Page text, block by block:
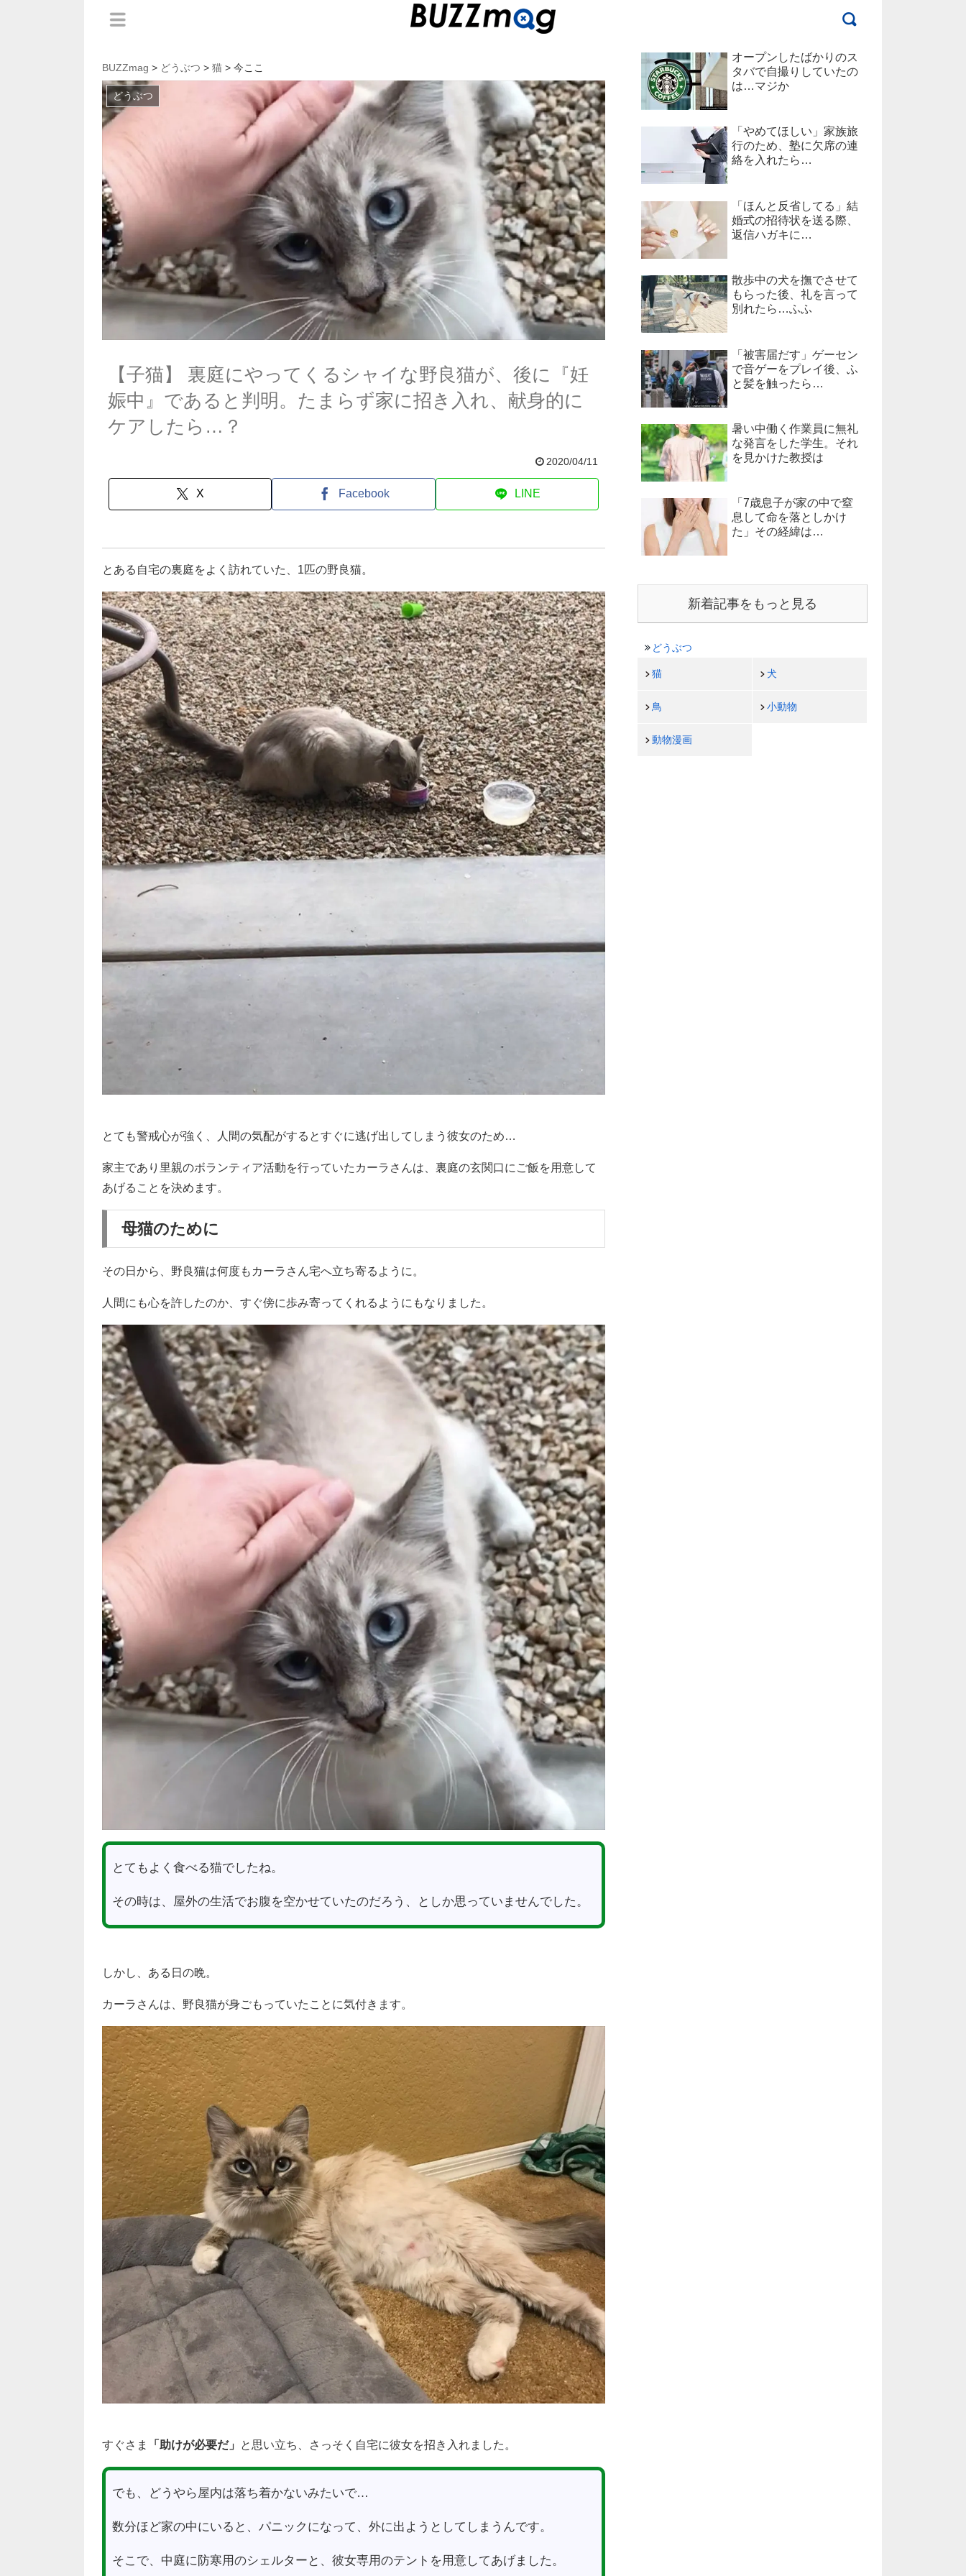
BUZZmag > どうぶつ > 猫 > 今ここ
どうぶつ
【子猫】 裏庭にやってくるシャイな野良猫が、後に『妊
娠中』であると判明。たまらず家に招き入れ、献身的に
ケアしたら…？
2020/04/11
X Facebook LINE
とある自宅の裏庭をよく訪れていた、1匹の野良猫。
とても警戒心が強く、人間の気配がするとすぐに逃げ出してしまう彼女のため…
家主であり里親のボランティア活動を行っていたカーラさんは、裏庭の玄関口にご飯を用意して
あげることを決めます。
母猫のために
その日から、野良猫は何度もカーラさん宅へ立ち寄るように。
人間にも心を許したのか、すぐ傍に歩み寄ってくれるようにもなりました。
とてもよく食べる猫でしたね。
その時は、屋外の生活でお腹を空かせていたのだろう、としか思っていませんでした。
しかし、ある日の晩。
カーラさんは、野良猫が身ごもっていたことに気付きます。
すぐさま 「助けが必要だ」 と思い立ち、さっそく自宅に彼女を招き入れました。
でも、どうやら屋内は落ち着かないみたいで…
数分ほど家の中にいると、パニックになって、外に出ようとしてしまうんです。
そこで、中庭に防寒用のシェルターと、彼女専用のテントを用意してあげました。
オープンしたばかりのス
タバで自撮りしていたの
は…マジか
「やめてほしい」家族旅
行のため、塾に欠席の連
絡を入れたら…
「ほんと反省してる」結
婚式の招待状を送る際、
返信ハガキに…
散歩中の犬を撫でさせて
もらった後、礼を言って
別れたら…ふふ
「被害届だす」ゲーセン
で音ゲーをプレイ後、ふ
と髪を触ったら…
暑い中働く作業員に無礼
な発言をした学生。それ
を見かけた教授は
「7歳息子が家の中で窒
息して命を落としかけ
た」その経緯は…
新着記事をもっと見る
どうぶつ
猫 犬
鳥 小動物
動物漫画